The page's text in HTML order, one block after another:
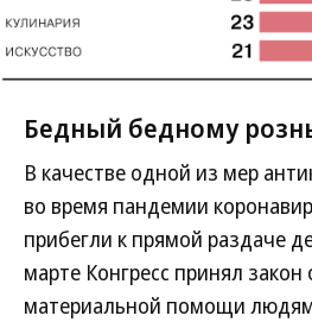
Бедный бедному
В качестве одной из мер
во время пандемии
прибегли к прямой раздаче
марте Конгресс принял
материальной помощи